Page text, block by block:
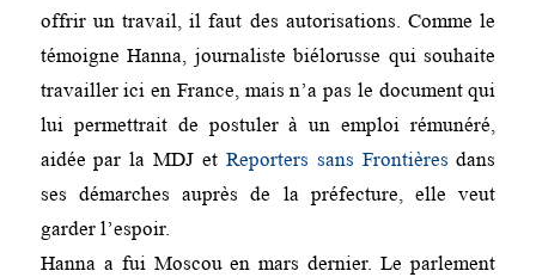
offrir un travail, il faut des autorisations. Comme le
témoigne Hanna, journaliste biélorusse qui souhaite
travailler ici en France, mais n’a pas le document qui
lui permettrait de postuler à un emploi rémunéré,
aidée par la MDJ et Reporters sans Frontières dans
ses démarches auprès de la préfecture, elle veut
garder l’espoir.
Hanna a fui Moscou en mars dernier. Le parlement